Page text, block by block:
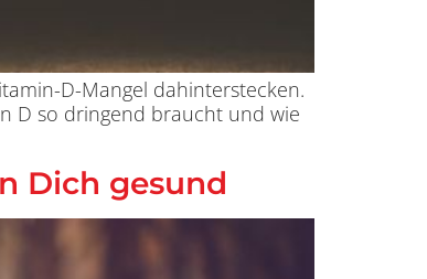
D-Mangel dahinterstecken.
D so dringend braucht und wie
Dich gesund